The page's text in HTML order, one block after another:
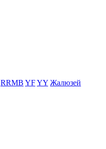
RRMB YFYY Жалюзей